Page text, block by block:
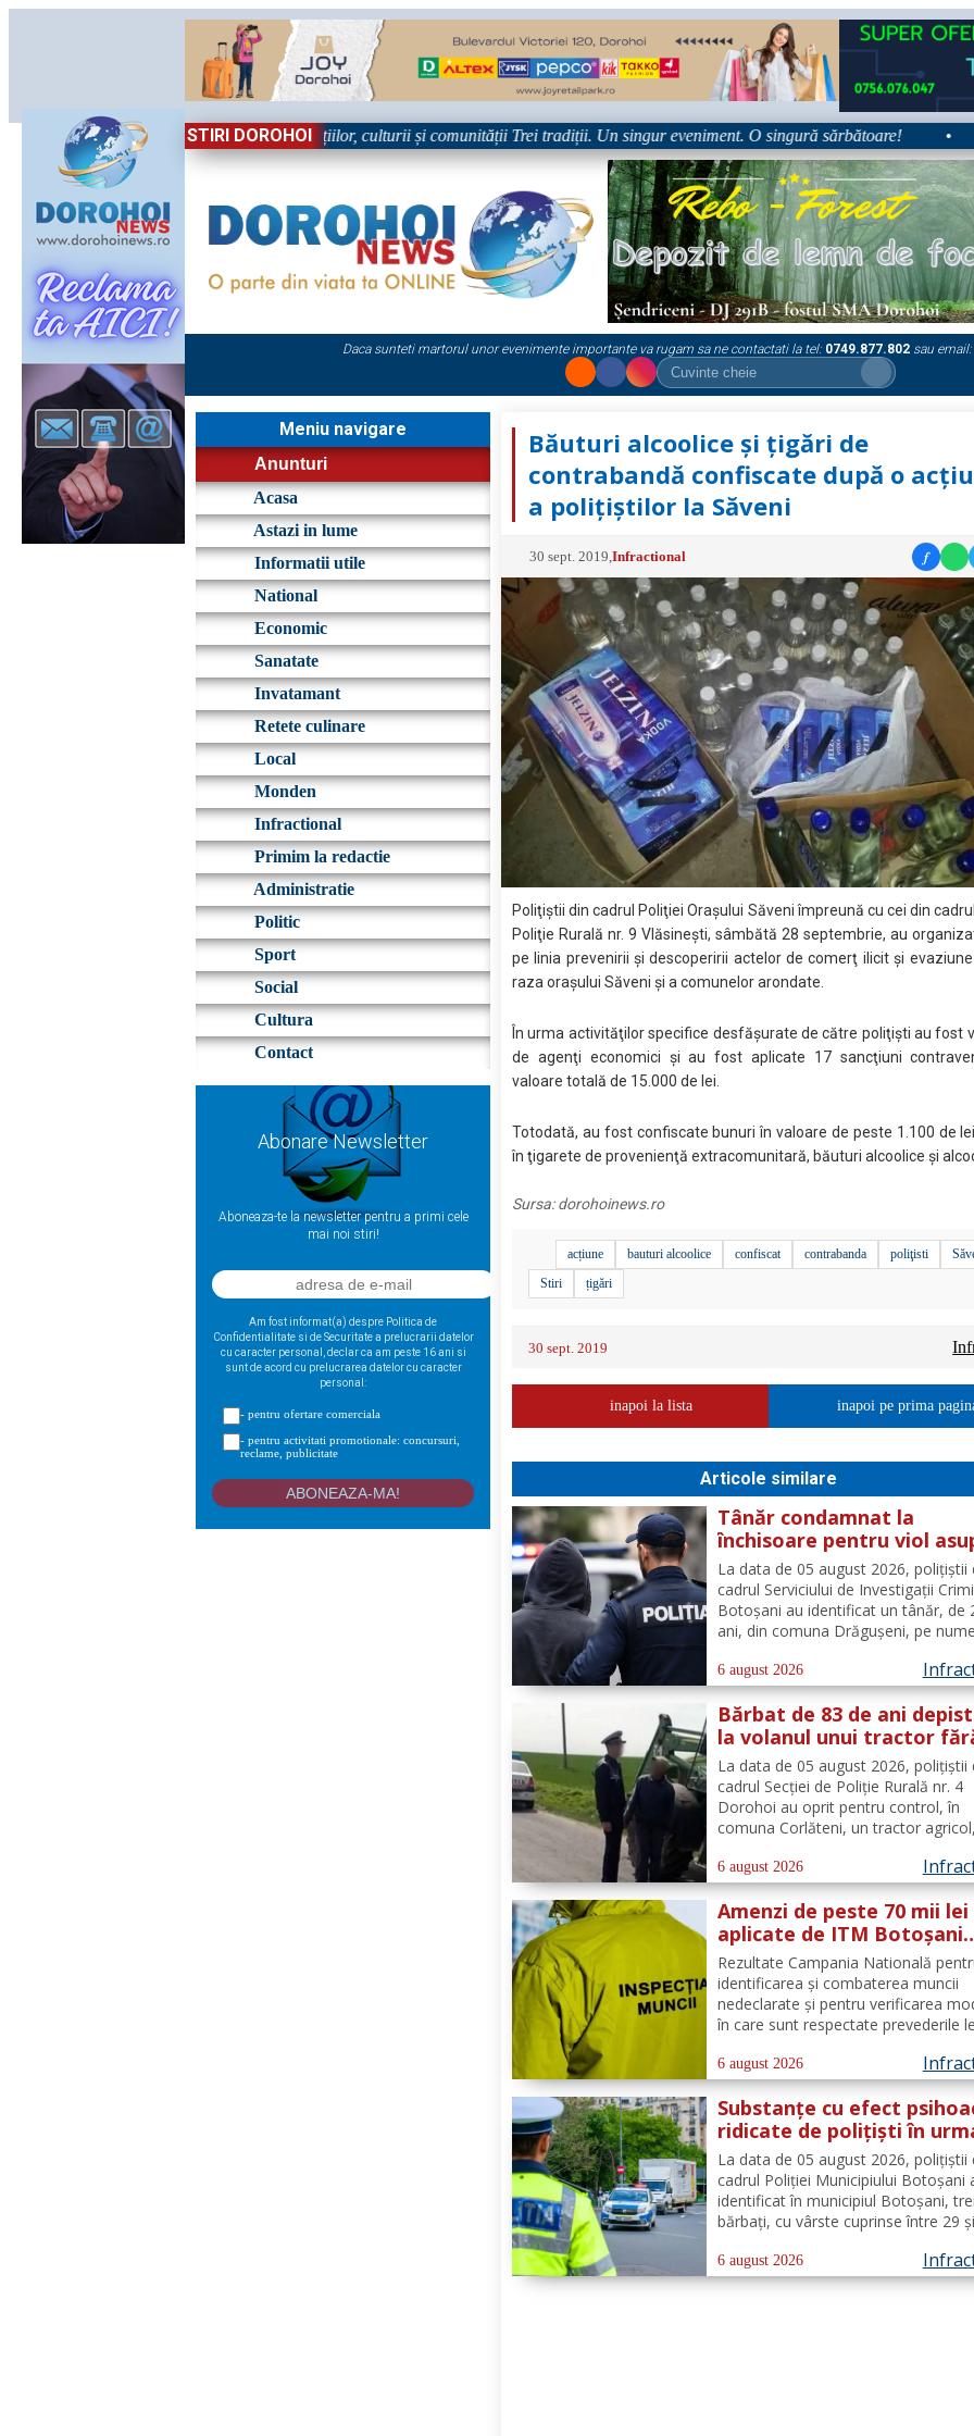
STIRI DOROHOI
Sărbătoare!” – trei zile dedicate tradițiilor, culturii și comunității Trei tradiții. Un singur eveniment. O singură sărbătoare! •
Daca sunteti martorul unor evenimente importante va rugam sa ne contactati la tel: 0749.877.802 sau email:
Meniu navigare
Anunturi
Acasa
Astazi in lume
Informatii utile
National
Economic
Sanatate
Invatamant
Retete culinare
Local
Monden
Infractional
Primim la redactie
Administratie
Politic
Sport
Social
Cultura
Contact
Abonare Newsletter
Aboneaza-te la newsletter pentru a primi cele
mai noi stiri!
Am fost informat(a) despre Politica de
Confidentialitate si de Securitate a prelucrarii datelor
cu caracter personal, declar ca am peste 16 ani si
sunt de acord cu prelucrarea datelor cu caracter
personal:
- pentru ofertare comerciala
- pentru activitati promotionale: concursuri,
reclame, publicitate
Băuturi alcoolice și țigări de
contrabandă confiscate după o
a polițiștilor la Săveni
30 sept. 2019 ,Infractional f
Poliţiştii din cadrul Poliţiei Oraşului Săveni împreună cu cei din
Poliţie Rurală nr. 9 Vlăsineşti, sâmbătă 28 septembrie, au
pe linia prevenirii şi descoperirii actelor de comerţ ilicit şi
raza oraşului Săveni şi a comunelor arondate.
În urma activităţilor specifice desfăşurate de către poliţişti au fost
de agenţi economici şi au fost aplicate 17 sancţiuni
valoare totală de 15.000 de lei.
Totodată, au fost confiscate bunuri în valoare de peste 1.100 de
în ţigarete de provenienţă extracomunitară, băuturi alcoolice şi
Sursa:dorohoinews.ro
acțiune bauturi alcoolice confiscat contrabanda poliţisti
Stiri
țigări
30 sept. 2019
inapoi la lista inapoi pe prima
Articole similare
Tânăr condamnat la
închisoare pentru viol
unui minor și pornografie
infantilă, identificat de
polițiști
La data de 05 august 2026, polițiștii
cadrul Serviciului de Investigații
Botoșani au identificat un tânăr, de
ani, din comuna Drăgușeni, pe
mandat de executare a pedepsei cu
închisoarea. Tânărul a fost
4 ani și 5 luni de...
6 august 2026
Bărbat de 83 de ani
la volanul unui tractor
deține permis de
La data de 05 august 2026, polițiștii
cadrul Secției de Poliție Rurală nr. 4
Dorohoi au oprit pentru control, în
comuna Corlăteni, un tractor agricol,
din aceeași localitate. În urma
efectuate de către polițiști, s-a
faptul că...
6 august 2026
Amenzi de peste 70 mii lei
aplicate de ITM Botoșani
privind munca nedeclarată
Rezultate Campania Natională
identificarea și combaterea muncii
nedeclarate și pentru verificarea
în care sunt respectate prevederile
de către angajatorii care desfășoară
activități în domeniul Industria
- cod CAEN 10....
6 august 2026
Substanțe cu efect
ridicate de polițiști în
unui control corporal
La data de 05 august 2026, polițiștii
cadrul Poliției Municipiului Botoșani
identificat în municipiul Botoșani, trei
bărbați, cu vârste cuprinse între 29
asupra lor substanțe psihoactive. În
efectuării controlului corporal
6 august 2026